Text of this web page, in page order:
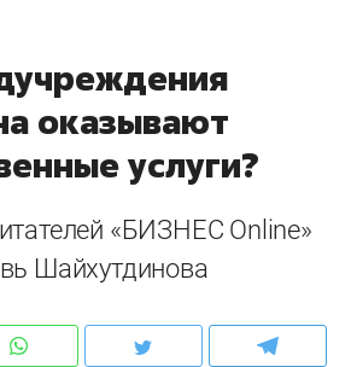
оказывают
услуги?
«БИЗНЕС Online»
Шайхутдинова